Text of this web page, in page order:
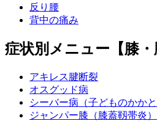
反り腰
背中の痛み
症状別メニュー【膝・
アキレス腱断裂
オスグッド病
シーバー病（子どものかか
ジャンパー膝（膝蓋靱帯炎）